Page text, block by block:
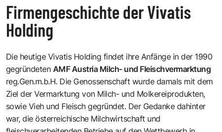
Firmengeschichte der Vivatis
Holding
Die heutige Vivatis Holding findet ihre Anfänge in der 1990
gegründeten AMF Austria Milch- und Fleischvermarktung
reg.Gen.m.b.H. Die Genossenschaft wurde damals mit dem
Ziel der Vermarktung von Milch- und Molkereiprodukten,
sowie Vieh und Fleisch gegründet. Der Gedanke dahinter
war, die österreichische Milchwirtschaft und